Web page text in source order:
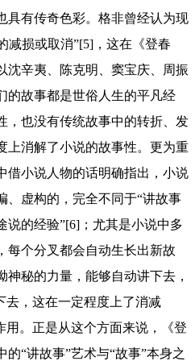
具有传奇色彩。格非曾经认为现
减损或取消”[5]，这在《登春
沈辛夷、陈克明、窦宝庆、周振
的故事都是世俗人生的平凡经
，也没有传统故事中的转折、发
上消解了小说的故事性。更为重
借小说人物的话明确指出，小说
、虚构的，完全不同于“讲故事
说的经验”[6]；尤其是小说中多
每个分叉都会自动生长出新故
秘的力量，能够自动讲下去，
去，这在一定程度上了消减
用。正是从这个方面来说，《登
“讲故事”艺术与“故事”本身之